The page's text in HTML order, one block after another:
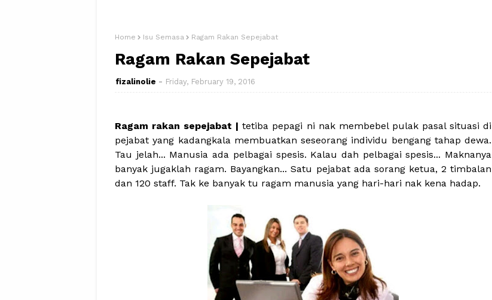
Home Isu Semasa Ragam Rakan Sepejabat
Ragam Rakan Sepejabat
fizalinolie Friday, February 19, 2016
Ragam rakan sepejabat | tetiba pepagi ni nak membebel pulak pasal situasi di
pejabat yang kadangkala membuatkan seseorang individu bengang tahap dewa.
Tau jelah... Manusia ada pelbagai spesis. Kalau dah pelbagai spesis... Maknanya
banyak jugaklah ragam. Bayangkan... Satu pejabat ada sorang ketua, 2 timbalan
dan 120 staff. Tak ke banyak tu ragam manusia yang hari-hari nak kena hadap.